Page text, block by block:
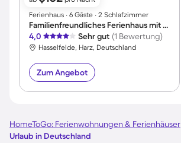
Ferienhaus ∙ 6 Gäste ∙ 2 Schlafzimmer
Familienfreundliches Ferienhaus mit Garten, Terrasse und Grill | Bergblick | Haustiere sind willkommen
4,0
Sehr gut (1 Bewertung)
Hasselfelde, Harz, Deutschland
Zum Angebot
HomeToGo: Ferienwohnungen & Ferienhäuser
Urlaub in Deutschland